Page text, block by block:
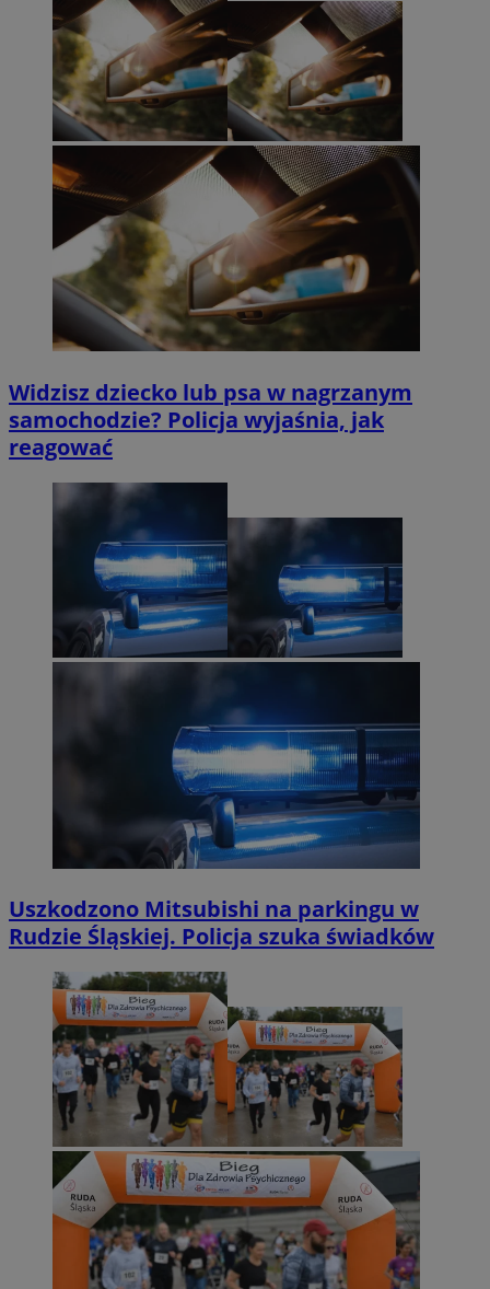
Widzisz dziecko lub psa w nagrzanym
samochodzie? Policja wyjaśnia, jak
reagować
Uszkodzono Mitsubishi na parkingu w
Rudzie Śląskiej. Policja szuka świadków